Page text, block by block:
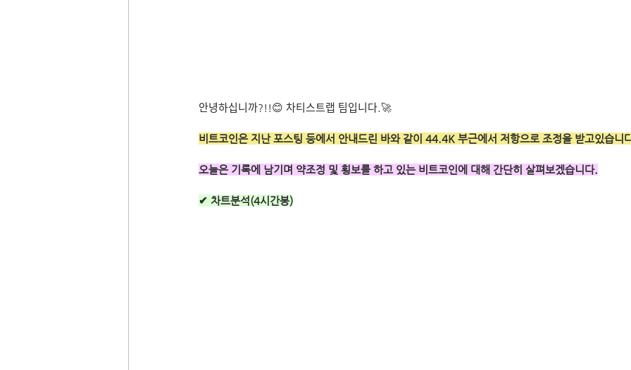
안녕하십니까?!!😊 차티스트랩 팀입니다.🚀
비트코인은 지난 포스팅 등에서 안내드린 바와 같이 44.4K 부근에서 저항으로 조정을 받고있습니
오늘은 기록에 남기며 약조정 및 횡보를 하고 있는 비트코인에 대해 간단히 살펴보겠습니다.
✔ 차트분석(4시간봉)